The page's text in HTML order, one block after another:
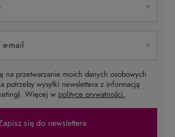
mail
na przetwarzanie moich danych osobowych
potrzeby wysyłki newslettera z informacją
Więcej w polityce prywatności.
się do newslettera